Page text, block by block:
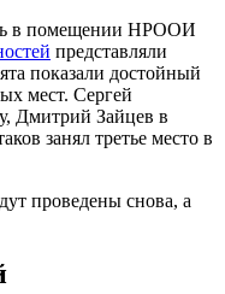
в помещении НРООИ
представляли
показали достойный
мест. Сергей
Дмитрий Зайцев в
занял третье место в
проведены снова, а